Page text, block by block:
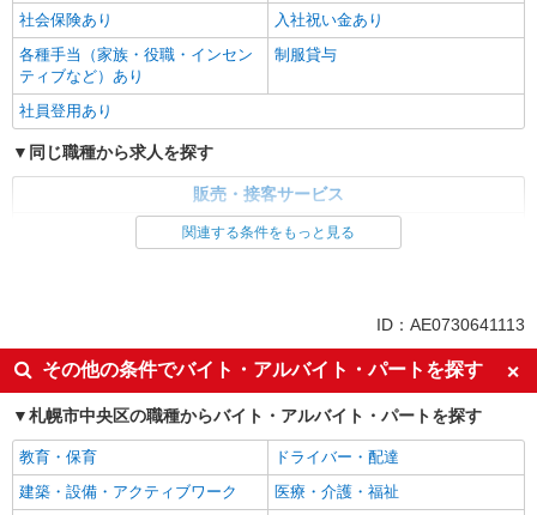
社会保険あり
入社祝い金あり
各種手当（家族・役職・インセン
ティブなど）あり
制服貸与
社員登用あり
同じ職種から求人を探す
販売・接客サービス
英語が活かせる
ボーナス・賞与あり
日払い
車通勤OK
交通費支給
社会保険あり
社員登用あり
関連する条件をもっと見る
ID：AE0730641113
その他の条件でバイト・アルバイト・パートを探す
札幌市中央区の職種からバイト・アルバイト・パートを探す
教育・保育
ドライバー・配達
建築・設備・アクティブワーク
医療・介護・福祉